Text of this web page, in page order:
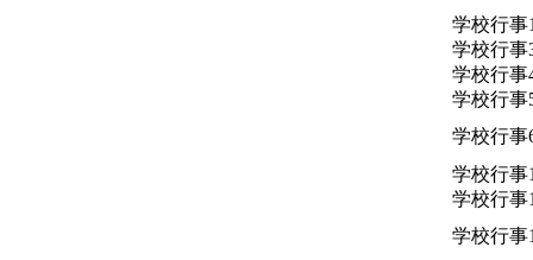
学校行事
学校行事
学校行事
学校行事
学校行事
学校行事
学校行事
学校行事